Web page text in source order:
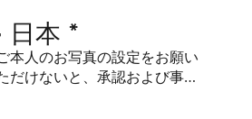
本 *
本人のお写真の設定をお願い
だけないと、承認および事務